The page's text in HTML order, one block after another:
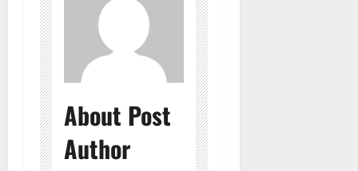
About Post
Author